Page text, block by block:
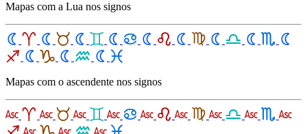
Mapas com a Lua nos signos
Mapas com o ascendente nos signos